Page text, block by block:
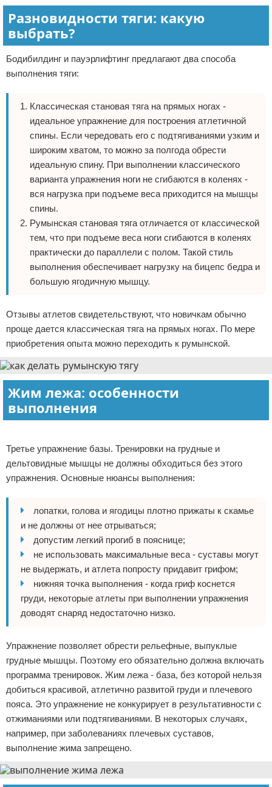
Разновидности тяги: какую
выбрать?
Бодибилдинг и пауэрлифтинг предлагают два способа
выполнения тяги:
Классическая становая тяга на прямых ногах -
идеальное упражнение для построения атлетичной
спины. Если чередовать его с подтягиваниями узким и
широким хватом, то можно за полгода обрести
идеальную спину. При выполнении классического
варианта упражнения ноги не сгибаются в коленях -
вся нагрузка при подъеме веса приходится на мышцы
спины.
Румынская становая тяга отличается от классической
тем, что при подъеме веса ноги сгибаются в коленях
практически до параллели с полом. Такой стиль
выполнения обеспечивает нагрузку на бицепс бедра и
большую ягодичную мышцу.
Отзывы атлетов свидетельствуют, что новичкам обычно
проще дается классическая тяга на прямых ногах. По мере
приобретения опыта можно переходить к румынской.
Жим лежа: особенности
выполнения
Третье упражнение базы. Тренировки на грудные и
дельтовидные мышцы не должны обходиться без этого
упражнения. Основные нюансы выполнения:
лопатки, голова и ягодицы плотно прижаты к скамье
и не должны от нее отрываться;
допустим легкий прогиб в пояснице;
не использовать максимальные веса - суставы могут
не выдержать, и атлета попросту придавит грифом;
нижняя точка выполнения - когда гриф коснется
груди, некоторые атлеты при выполнении упражнения
доводят снаряд недостаточно низко.
Упражнение позволяет обрести рельефные, выпуклые
грудные мышцы. Поэтому его обязательно должна включать
программа тренировок. Жим лежа - база, без которой нельзя
добиться красивой, атлетично развитой груди и плечевого
пояса. Это упражнение не конкурирует в результативности с
отжиманиями или подтягиваниями. В некоторых случаях,
например, при заболеваниях плечевых суставов,
выполнение жима запрещено.